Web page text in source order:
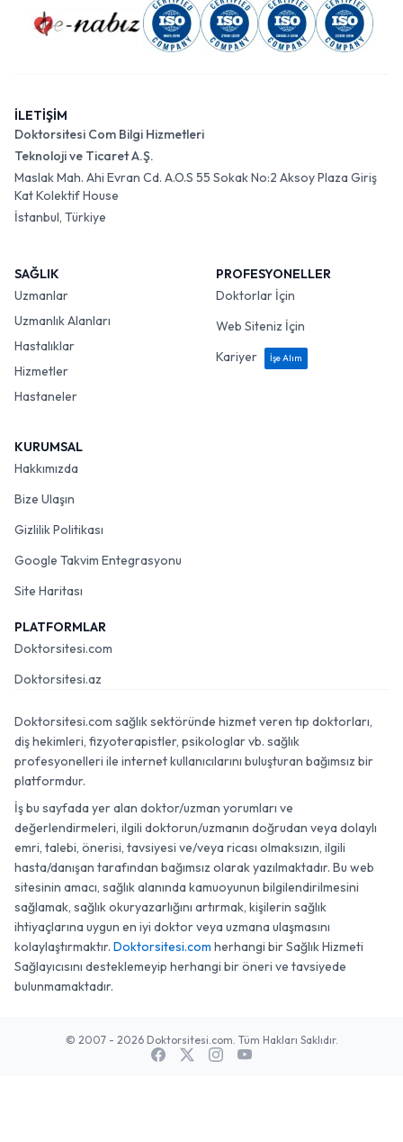
İLETİŞİM
Doktorsitesi Com Bilgi Hizmetleri
Teknoloji ve Ticaret A.Ş.
Maslak Mah. Ahi Evran Cd. A.O.S 55 Sokak No:2 Aksoy Plaza Giriş
Kat Kolektif House
İstanbul, Türkiye
SAĞLIK
Uzmanlar
Uzmanlık Alanları
Hastalıklar
Hizmetler
Hastaneler
PROFESYONELLER
Doktorlar İçin
Web Siteniz İçin
Kariyer
İşe Alım
KURUMSAL
Hakkımızda
Bize Ulaşın
Gizlilik Politikası
Google Takvim Entegrasyonu
Site Haritası
PLATFORMLAR
Doktorsitesi.com
Doktorsitesi.az
Doktorsitesi.com sağlık sektöründe hizmet veren tıp doktorları,
diş hekimleri, fizyoterapistler, psikologlar vb. sağlık
profesyonelleri ile internet kullanıcılarını buluşturan bağımsız bir
platformdur.
İş bu sayfada yer alan doktor/uzman yorumları ve
değerlendirmeleri, ilgili doktorun/uzmanın doğrudan veya dolaylı
emri, talebi, önerisi, tavsiyesi ve/veya ricası olmaksızın, ilgili
hasta/danışan tarafından bağımsız olarak yazılmaktadır. Bu web
sitesinin amacı, sağlık alanında kamuoyunun bilgilendirilmesini
sağlamak, sağlık okuryazarlığını artırmak, kişilerin sağlık
ihtiyaçlarına uygun en iyi doktor veya uzmana ulaşmasını
kolaylaştırmaktır. Doktorsitesi.com herhangi bir Sağlık Hizmeti
Sağlayıcısını desteklemeyip herhangi bir öneri ve tavsiyede
bulunmamaktadır.
© 2007 - 2026 Doktorsitesi.com. Tüm Hakları Saklıdır.